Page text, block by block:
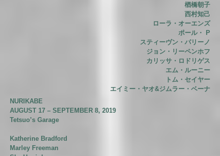
楢橋朝子
西村知己
ローラ・オーエンズ
ポール・ P
スティーヴン・パリーノ
ジョン・リーペンホフ
カリッサ・ロドリゲス
エム・ルーニー
トム・セイヤー
エイミー・ヤオ&ジムラー・ベーナ
NURIKABE
AUGUST 17 – SEPTEMBER 8, 2019
Tetsuo’s Garage
Katherine Bradford
Marley Freeman